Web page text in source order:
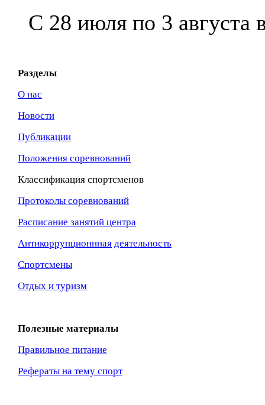
С 28 июля по 3 августа
Разделы
О нас
Новости
Публикации
Положения соревнований
Классификация спортсменов
Протоколы соревнований
Расписание занятий центра
Антикоррупционнная деятельность
Спортсмены
Отдых и туризм
Полезные материалы
Правильное питание
Рефераты на тему спорт